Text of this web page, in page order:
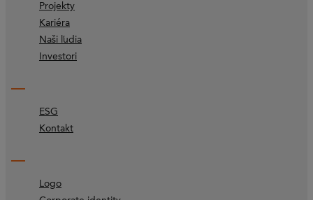
Projekty
Kariéra
Naši ľudia
Investori
ESG
Kontakt
Logo